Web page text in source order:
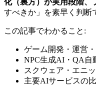
すべきか」を素早く判断
この記事でわかること:
ゲーム開発・運営
NPC生成AI・QA自
スクウェア・エニ
主要AIサービスの